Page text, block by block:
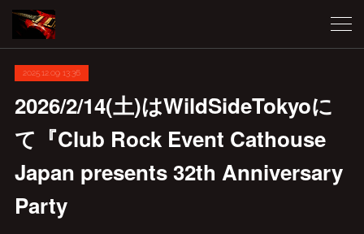
2025.12.09 13:36
2026/2/14(土)はWildSideTokyoに
て『Club Rock Event Cathouse
Japan presents 32th Anniversary
Party